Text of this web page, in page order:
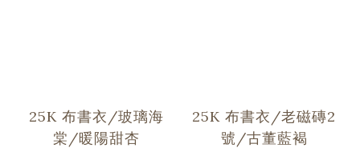
25K 布書衣/玻璃海
棠/暖陽甜杏
25K 布書衣/老磁磚2
號/古董藍褐